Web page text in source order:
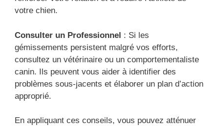
votre chien.
Consulter un Professionnel : Si les
gémissements persistent malgré vos efforts,
consultez un vétérinaire ou un comportementaliste
canin. Ils peuvent vous aider à identifier des
problèmes sous-jacents et élaborer un plan d’action
approprié.
En appliquant ces conseils, vous pouvez atténuer